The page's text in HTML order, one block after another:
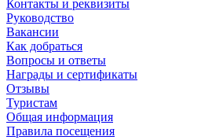
Контакты и реквизиты
Руководство
Вакансии
Как добраться
Вопросы и ответы
Награды и сертификаты
Отзывы
Туристам
Общая информация
Правила посещения